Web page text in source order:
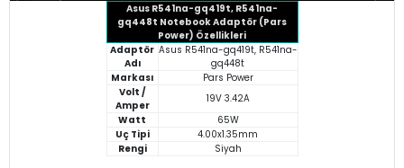
Asus R541na-gq419t, R541na-
gq448t Notebook Adaptör (Pars
Power) Özellikleri
Adaptör
Adı
Asus R541na-gq419t, R541na-
gq448t
Markası
Pars Power
Volt /
Amper
19V 3.42A
Watt
65W
Uç Tipi
4.00x1.35mm
Rengi
Siyah